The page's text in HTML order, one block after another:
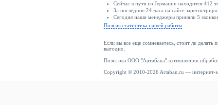
Сейчас в пути из Германии находится 412
За последние 24 часа на сайте
Сегодня наши менеджеры приняли 5
Полная статистика нашей работы
Если вы все еще сомневаетесь, стоит ли делать
выгодно.
Политика ООО "Артабана" в отношении
Copyright © 2010-2026 Artaban.ru — интернет-